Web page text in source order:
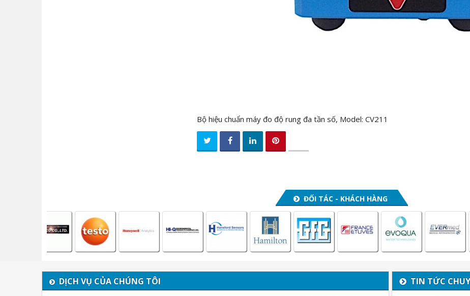
Bộ hiệu chuẩn máy đo độ rung đa tần số, Model: CV211
ĐỐI TÁC - KHÁCH HÀNG
DỊCH VỤ CỦA CHÚNG TÔI
TIN TỨC